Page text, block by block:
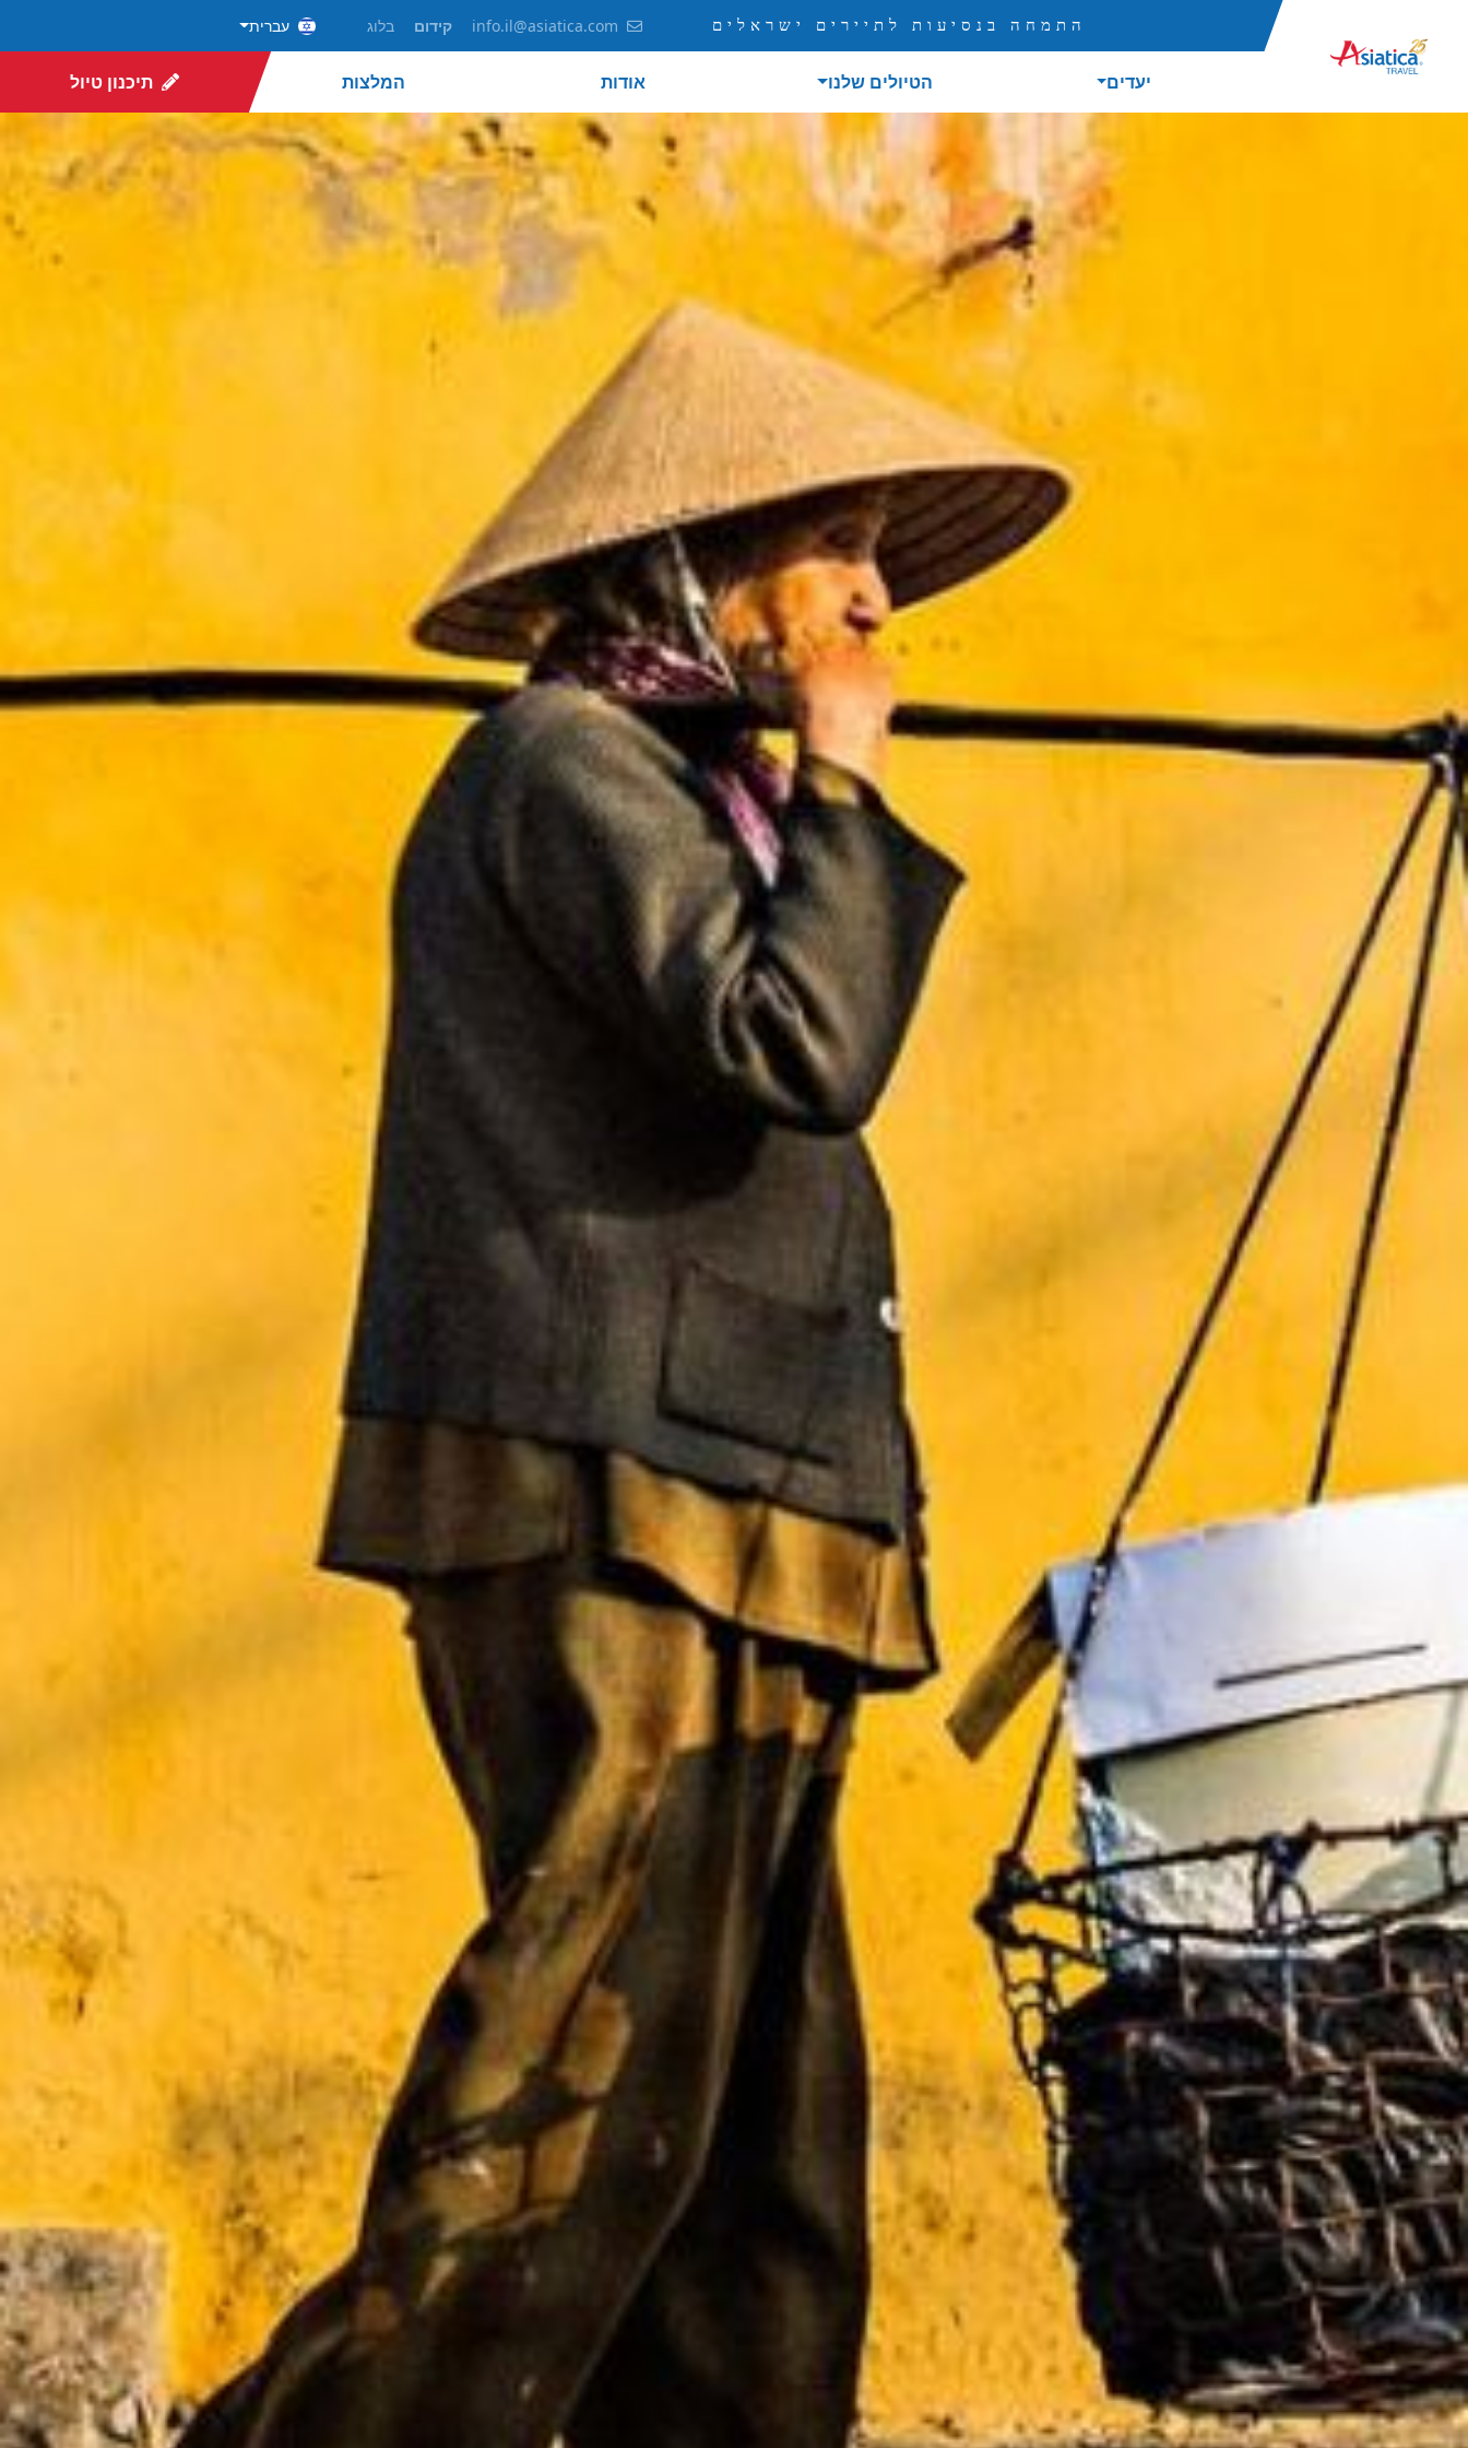
התמחה בנסיעות לתיירים ישראלים info.il@asiatica.com קידום בלוג עברית
יעדים הטיולים שלנו אודות המלצות תיכנון טיול